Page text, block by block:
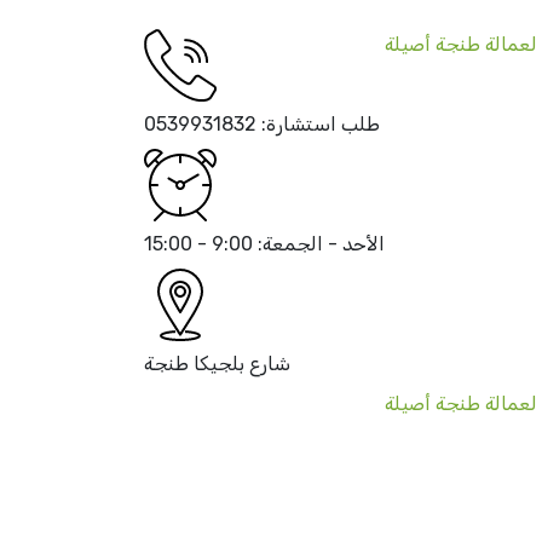
طلب استشارة: 0539931832
الأحد - الجمعة: 9:00 - 15:00
شارع بلجيكا طنجة